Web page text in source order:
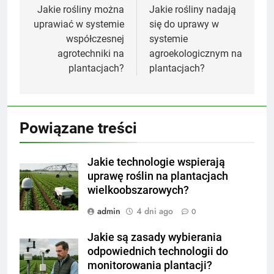
wpisu
Jakie rośliny można
uprawiać w systemie
współczesnej
agrotechniki na
plantacjach?
Jakie rośliny nadają
się do uprawy w
systemie
agroekologicznym na
plantacjach?
Powiązane treści
Jakie technologie wspierają
uprawę roślin na plantacjach
wielkoobszarowych?
admin
4 dni ago 0
Jakie są zasady wybierania
odpowiednich technologii do
monitorowania plantacji?